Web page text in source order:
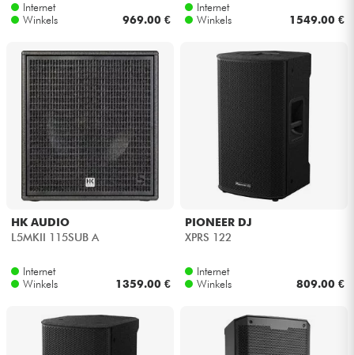
Internet
Winkels
969.00 €
Internet
Winkels
1549.00 €
HK AUDIO
L5MKII 115SUB A
Internet
Winkels
1359.00 €
PIONEER DJ
XPRS 122
Internet
Winkels
809.00 €